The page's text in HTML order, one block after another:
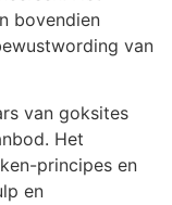
bovendien
van
van goksites
Het
principes en
en